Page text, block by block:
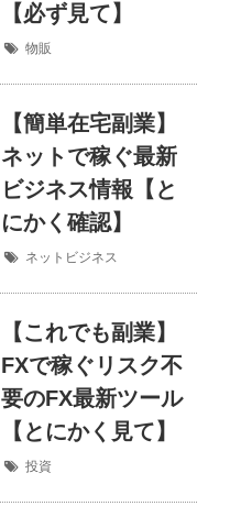
【必ず見て】
物販
【簡単在宅副業】
ネットで稼ぐ最新
ビジネス情報【と
にかく確認】
ネットビジネス
【これでも副業】
FXで稼ぐリスク不
要のFX最新ツール
【とにかく見て】
投資